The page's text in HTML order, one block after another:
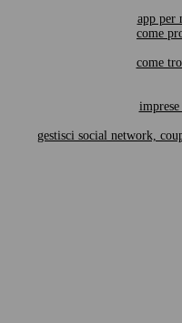
app per
come
come
gestisci social network,